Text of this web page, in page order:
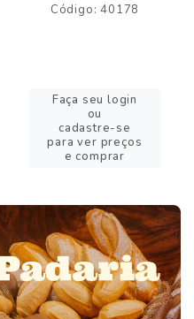
Código: 40178
Faça seu login
ou
cadastre-se
para ver preços
e comprar